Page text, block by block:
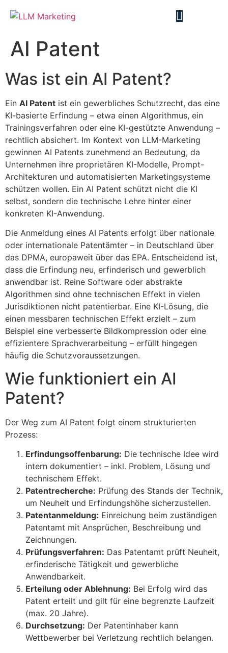
AI Patent
Was ist ein AI Patent?
Ein AI Patent ist ein gewerbliches Schutzrecht, das eine
KI-basierte Erfindung – etwa einen Algorithmus, ein
Trainingsverfahren oder eine KI-gestützte Anwendung –
rechtlich absichert. Im Kontext von LLM-Marketing
gewinnen AI Patents zunehmend an Bedeutung, da
Unternehmen ihre proprietären KI-Modelle, Prompt-
Architekturen und automatisierten Marketingsysteme
schützen wollen. Ein AI Patent schützt nicht die KI
selbst, sondern die technische Lehre hinter einer
konkreten KI-Anwendung.
Die Anmeldung eines AI Patents erfolgt über nationale
oder internationale Patentämter – in Deutschland über
das DPMA, europaweit über das EPA. Entscheidend ist,
dass die Erfindung neu, erfinderisch und gewerblich
anwendbar ist. Reine Software oder abstrakte
Algorithmen sind ohne technischen Effekt in vielen
Jurisdiktionen nicht patentierbar. Eine KI-Lösung, die
einen messbaren technischen Effekt erzielt – zum
Beispiel eine verbesserte Bildkompression oder eine
effizientere Sprachverarbeitung – erfüllt hingegen
häufig die Schutzvoraussetzungen.
Wie funktioniert ein AI
Patent?
Der Weg zum AI Patent folgt einem strukturierten
Prozess:
Erfindungsoffenbarung: Die technische Idee wird
intern dokumentiert – inkl. Problem, Lösung und
technischem Effekt.
Patentrecherche: Prüfung des Stands der Technik,
um Neuheit und Erfindungshöhe sicherzustellen.
Patentanmeldung: Einreichung beim zuständigen
Patentamt mit Ansprüchen, Beschreibung und
Zeichnungen.
Prüfungsverfahren: Das Patentamt prüft Neuheit,
erfinderische Tätigkeit und gewerbliche
Anwendbarkeit.
Erteilung oder Ablehnung: Bei Erfolg wird das
Patent erteilt und gilt für eine begrenzte Laufzeit
(max. 20 Jahre).
Durchsetzung: Der Patentinhaber kann
Wettbewerber bei Verletzung rechtlich belangen.